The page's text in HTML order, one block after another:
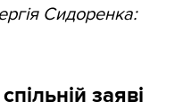
Сидоренка:
заяві